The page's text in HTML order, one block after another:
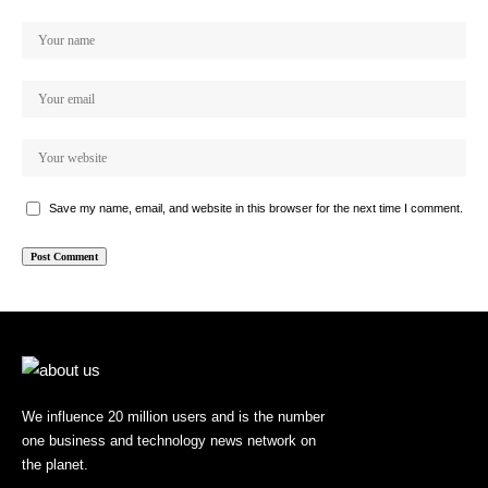
Save my name, email, and website in this browser for the next time I comment.
We influence 20 million users and is the number
one business and technology news network on
the planet.